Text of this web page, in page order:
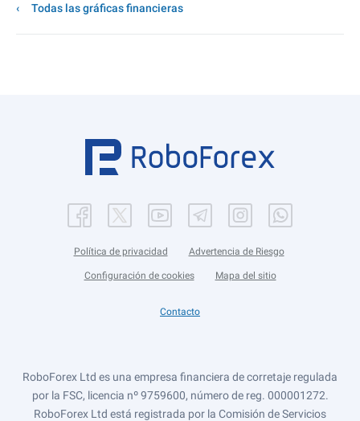
Todas las gráficas financieras
Política de privacidad Advertencia de Riesgo
Configuración de cookies Mapa del sitio
Contacto
RoboForex Ltd es una empresa financiera de corretaje regulada
por la FSC, licencia nº 9759600, número de reg. 000001272.
RoboForex Ltd está registrada por la Comisión de Servicios